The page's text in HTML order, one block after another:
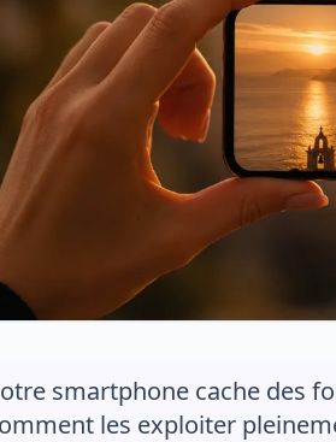
smartphone cache des
les exploiter